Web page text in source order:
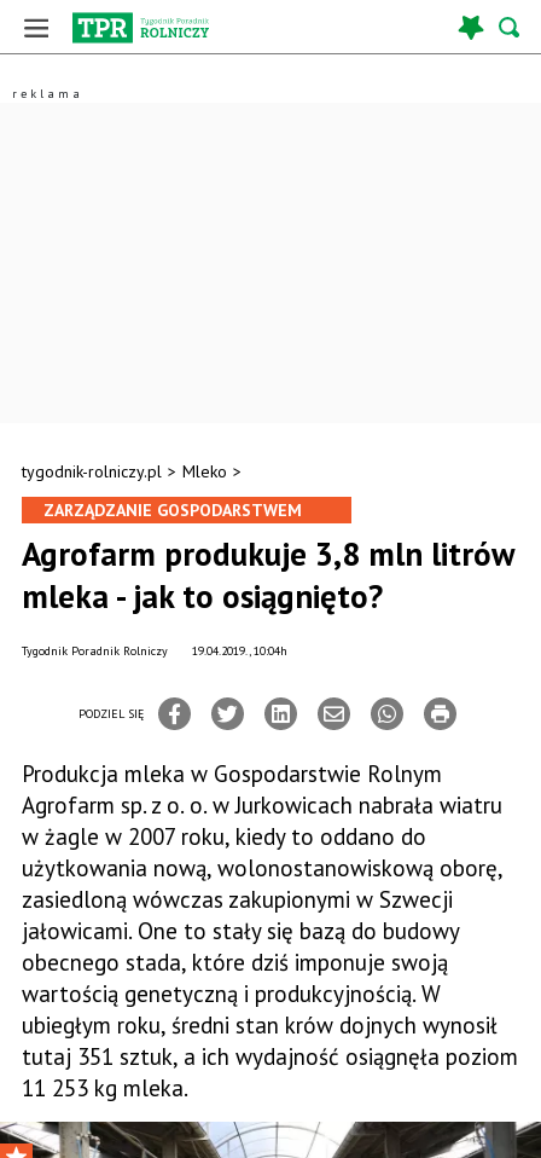
tygodnik-rolniczy.pl > Mleko >
ZARZĄDZANIE GOSPODARSTWEM
Agrofarm produkuje 3,8 mln litrów
mleka - jak to osiągnięto?
19.04.2019., 10:04h
Tygodnik Poradnik Rolniczy
PODZIEL SIĘ
Produkcja mleka w Gospodarstwie Rolnym
Agrofarm sp. z o. o. w Jurkowicach nabrała wiatru
w żagle w 2007 roku, kiedy to oddano do
użytkowania nową, wolonostanowiskową oborę,
zasiedloną wówczas zakupionymi w Szwecji
jałowicami. One to stały się bazą do budowy
obecnego stada, które dziś imponuje swoją
wartością genetyczną i produkcyjnością. W
ubiegłym roku, średni stan krów dojnych wynosił
tutaj 351 sztuk, a ich wydajność osiągnęła poziom
11 253 kg mleka.